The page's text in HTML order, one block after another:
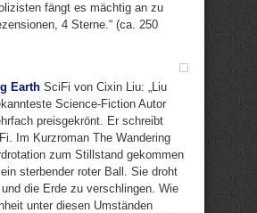
fängt es mächtig an zu
4 Sterne.“ (ca. 250
Earth SciFi von Cixin Liu: „Liu
Science-Fiction Autor
preisgekrönt. Er schreibt
Im Kurzroman The Wandering
zum Stillstand gekommen
sterbender roter Ball. Sie droht
die Erde zu verschlingen. Wie
unter diesen Umständen